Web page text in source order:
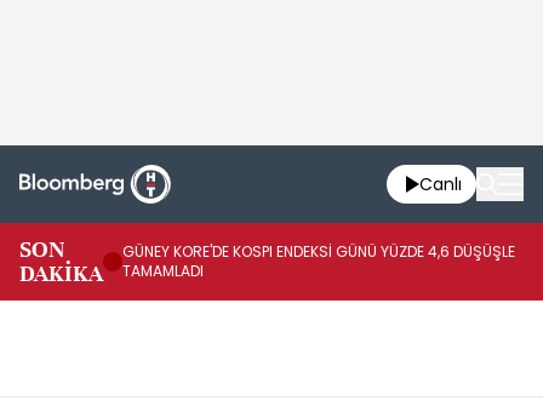
Canlı
SON
DAKİKA
GÜNEY KORE'DE KOSPI ENDEKSİ GÜNÜ YÜZDE 4,6 DÜŞÜŞLE
TAMAMLADI